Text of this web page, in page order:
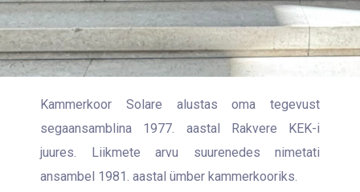
Kammerkoor Solare alustas oma tegevust
segaansamblina 1977. aastal Rakvere KEK-i
juures. Liikmete arvu suurenedes nimetati
ansambel 1981. aastal ümber kammerkooriks.